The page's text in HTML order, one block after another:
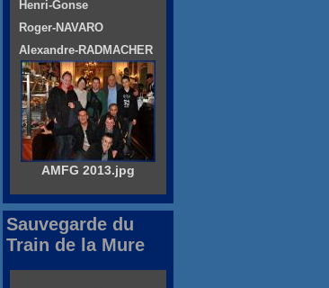
Henri-Gonse
Roger-NAVARO
Alexandre-RADMACHER
AMFG 2013.jpg
Sauvegarde du
Train de la Mure